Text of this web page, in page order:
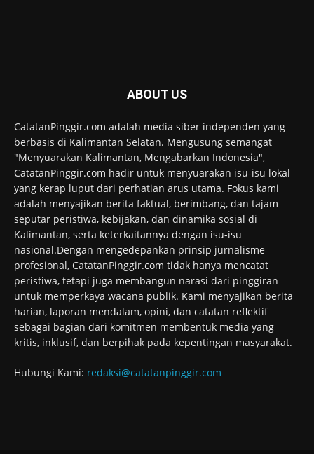
ABOUT US
CatatanPinggir.com adalah media siber independen yang
berbasis di Kalimantan Selatan. Mengusung semangat
"Menyuarakan Kalimantan, Mengabarkan Indonesia",
CatatanPinggir.com hadir untuk menyuarakan isu-isu lokal
yang kerap luput dari perhatian arus utama. Fokus kami
adalah menyajikan berita faktual, berimbang, dan tajam
seputar peristiwa, kebijakan, dan dinamika sosial di
Kalimantan, serta keterkaitannya dengan isu-isu
nasional.Dengan mengedepankan prinsip jurnalisme
profesional, CatatanPinggir.com tidak hanya mencatat
peristiwa, tetapi juga membangun narasi dari pinggiran
untuk memperkaya wacana publik. Kami menyajikan berita
harian, laporan mendalam, opini, dan catatan reflektif
sebagai bagian dari komitmen membentuk media yang
kritis, inklusif, dan berpihak pada kepentingan masyarakat.
Hubungi Kami: redaksi@catatanpinggir.com